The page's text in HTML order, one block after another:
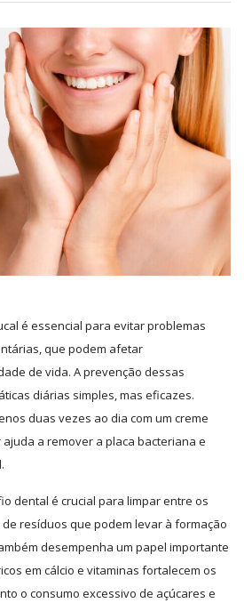
é essencial para evitar problemas
que podem afetar
de vida. A prevenção dessas
diárias simples, mas eficazes.
duas vezes ao dia com um creme
a remover a placa bacteriana e
dental é crucial para limpar entre os
resíduos que podem levar à formação
desempenha um papel importante
em cálcio e vitaminas fortalecem os
o consumo excessivo de açúcares e